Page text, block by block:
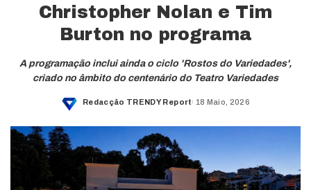
Christopher Nolan e Tim
Burton no programa
A programação inclui ainda o ciclo 'Rostos do Variedades',
criado no âmbito do centenário do Teatro Variedades
Posted
Redacção TRENDY Report 18 Maio, 2026